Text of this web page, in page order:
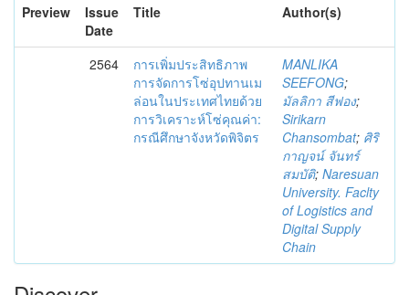
Preview
Issue
Date
Title Author(s)
2564
การเพิ่มประสิทธิภาพ
การจัดการโซ่อุปทานเม
ล่อนในประเทศไทยด้วย
การวิเคราะห์โซ่คุณค่า:
กรณีศึกษาจังหวัดพิจิตร
MANLIKA
SEEFONG;
มัลลิกา สีฟอง;
Sirikarn
Chansombat; ศิริ
กาญจน์ จันทร์
สมบัติ; Naresuan
University. Faclty
of Logistics and
Digital Supply
Chain